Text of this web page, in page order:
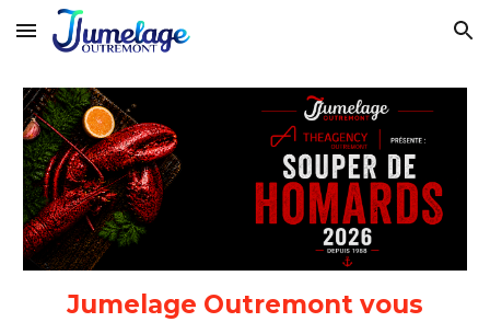
Skip to main content Skip to navigation
Jumelage Outremont vous